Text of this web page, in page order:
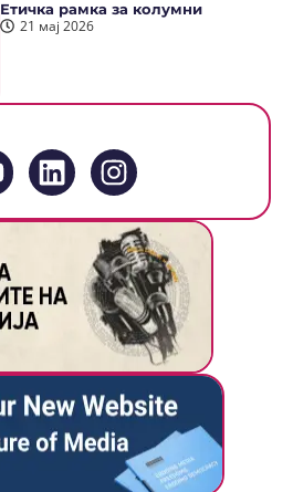
Етичка рамка за колумни
21 мај 2026